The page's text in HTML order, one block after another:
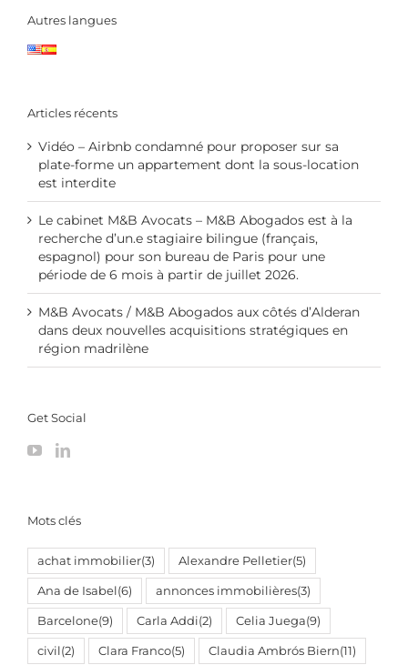
Autres langues
Articles récents
Vidéo – Airbnb condamné pour proposer sur sa
plate-forme un appartement dont la sous-location
est interdite
Le cabinet M&B Avocats – M&B Abogados est à la
recherche d’un.e stagiaire bilingue (français,
espagnol) pour son bureau de Paris pour une
période de 6 mois à partir de juillet 2026.
M&B Avocats / M&B Abogados aux côtés d’Alderan
dans deux nouvelles acquisitions stratégiques en
région madrilène
Get Social
Mots clés
achat immobilier(3) Alexandre Pelletier(5)
Ana de Isabel(6) annonces immobilières(3)
Barcelone(9) Carla Addi(2) Celia Juega(9)
civil(2) Clara Franco(5) Claudia Ambrós Biern(11)